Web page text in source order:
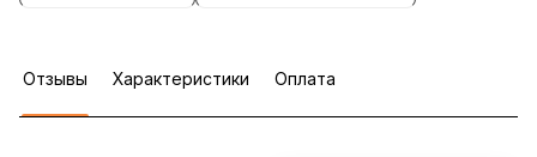
Отзывы Характеристики Оплата